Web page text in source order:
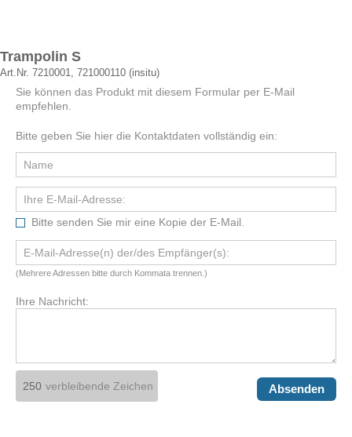
Trampolin S
Art.Nr. 7210001, 721000110 (insitu)
Sie können das Produkt mit diesem Formular per E-Mail
empfehlen.
Bitte geben Sie hier die Kontaktdaten vollständig ein:
Bitte senden Sie mir eine Kopie der E-Mail.
(Mehrere Adressen bitte durch Kommata trennen.)
Ihre Nachricht:
verbleibende Zeichen Absenden